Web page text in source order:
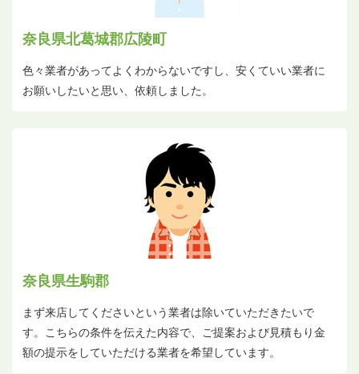
奈良県北葛城郡広陵町
色々業者があってよくわからないですし、安くていい業者に
お願いしたいと思い、依頼しました。
奈良県生駒郡
まず来店してくださいという業者は除いていただきたいで
す。こちらの条件を伝えた内容で、ご提案および見積もり金
額の提示をしていただける業者を希望しています。